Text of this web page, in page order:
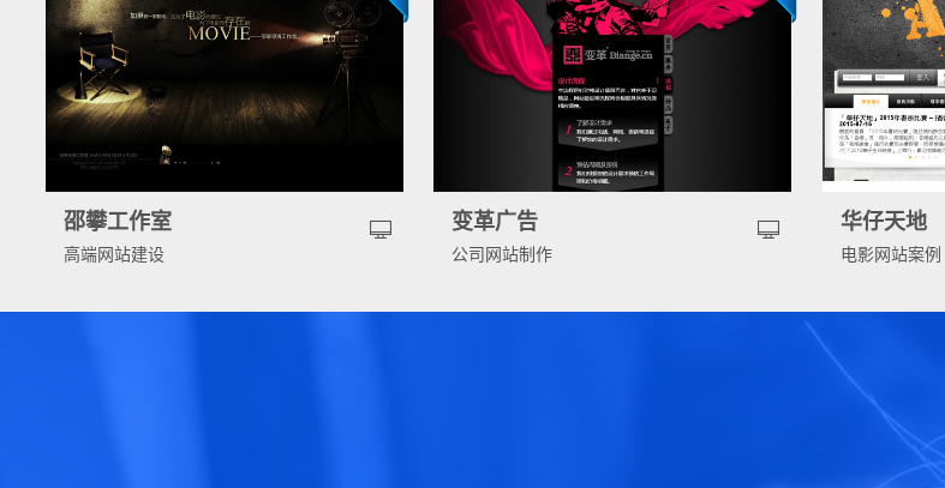
邵攀工作室
高端网站建设
变革广告
公司网站制作
华仔天地
电影网站案例